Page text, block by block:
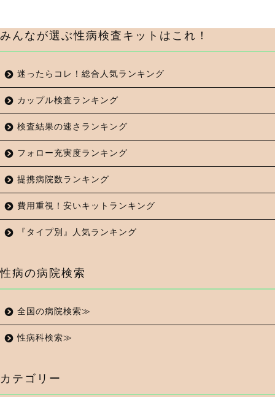
みんなが選ぶ性病検査キットはこれ！
迷ったらコレ！総合人気ランキング
カップル検査ランキング
検査結果の速さランキング
フォロー充実度ランキング
提携病院数ランキング
費用重視！安いキットランキング
『タイプ別』人気ランキング
性病の病院検索
全国の病院検索≫
性病科検索≫
カテゴリー